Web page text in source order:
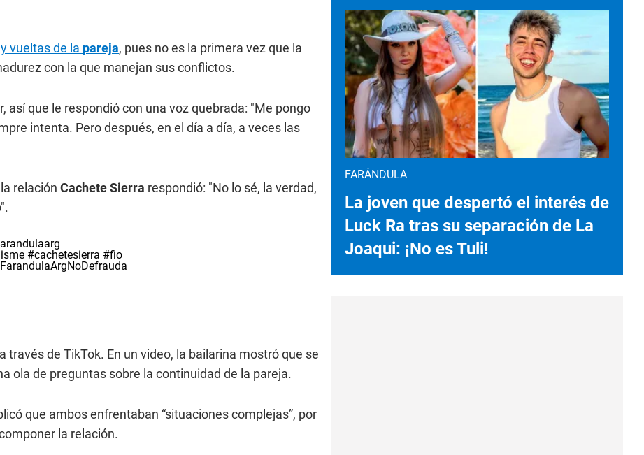
vueltas de la pareja, pues no es la primera vez que la
con la que manejan sus conflictos.
que le respondió con una voz quebrada: "Me pongo
intenta. Pero después, en el día a día, a veces las
relación Cachete Sierra respondió: "No lo sé, la verdad,
#cachetesierra #fio
a través de TikTok. En un video, la bailarina mostró que se
ola de preguntas sobre la continuidad de la pareja.
que ambos enfrentaban “situaciones complejas”, por
la relación.
FARÁNDULA
La joven que despertó el interés de
Luck Ra tras su separación de La
Joaqui: ¡No es Tuli!